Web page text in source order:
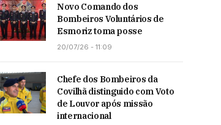
Novo Comando dos
Bombeiros Voluntários de
Esmoriz toma posse
20/07/26 - 11:09
Chefe dos Bombeiros da
Covilhã distinguido com Voto
de Louvor após missão
internacional